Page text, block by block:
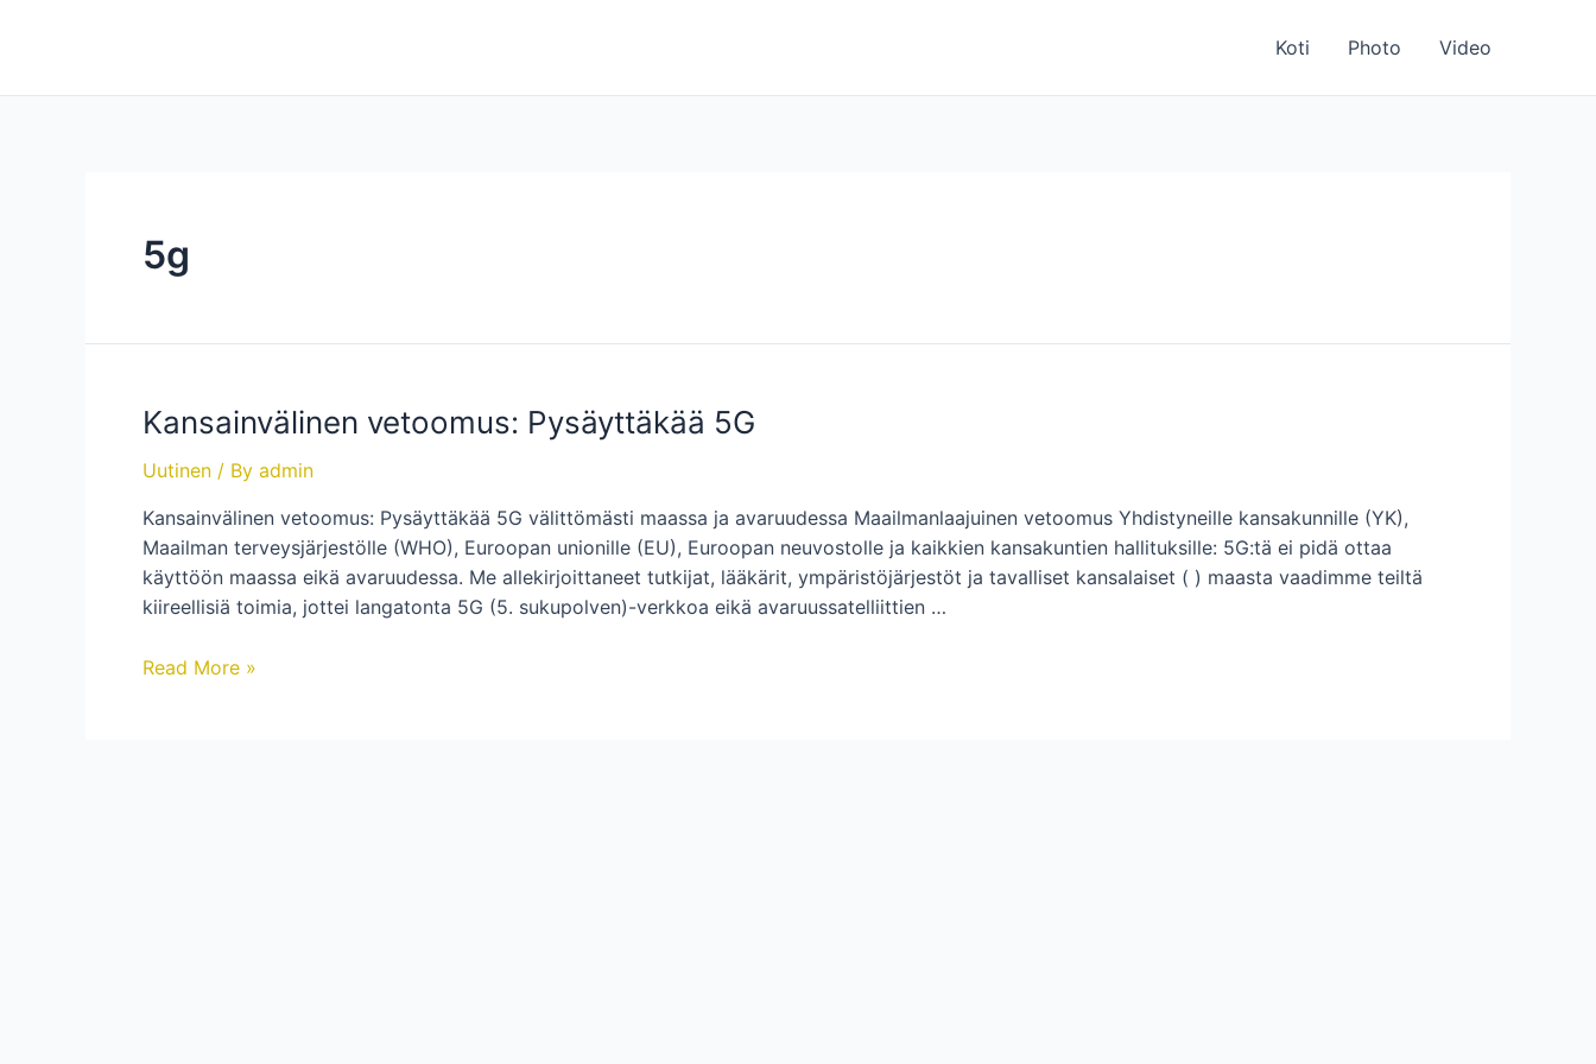
Koti Photo Video
5g
Kansainvälinen vetoomus: Pysäyttäkää 5G
Uutinen / By admin
Kansainvälinen vetoomus: Pysäyttäkää 5G välittömästi maassa ja avaruudessa Maailmanlaajuinen vetoomus Yhdistyneille kansakunnille (YK),
Maailman terveysjärjestölle (WHO), Euroopan unionille (EU), Euroopan neuvostolle ja kaikkien kansakuntien hallituksille: 5G:tä ei pidä ottaa
käyttöön maassa eikä avaruudessa. Me allekirjoittaneet tutkijat, lääkärit, ympäristöjärjestöt ja tavalliset kansalaiset ( ) maasta vaadimme teiltä
kiireellisiä toimia, jottei langatonta 5G (5. sukupolven)-verkkoa eikä avaruussatelliittien …
Kansainvälinen
Read More »